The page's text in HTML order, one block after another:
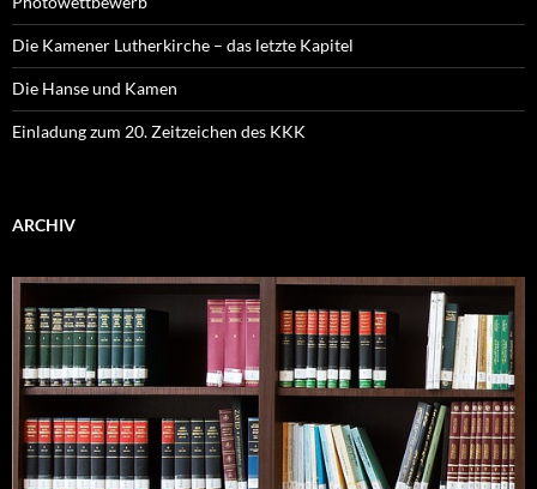
Die Kamener Lutherkirche – das letzte Kapitel
Die Hanse und Kamen
Einladung zum 20. Zeitzeichen des KKK
ARCHIV